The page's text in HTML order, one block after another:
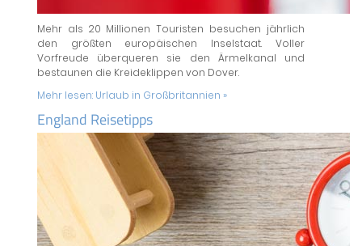
Mehr als 20 Millionen Touristen besuchen jährlich
den größten europäischen Inselstaat. Voller
Vorfreude überqueren sie den Ärmelkanal und
bestaunen die Kreideklippen von Dover.
Mehr lesen: Urlaub in Großbritannien »
England Reisetipps